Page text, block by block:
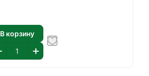
В корзину